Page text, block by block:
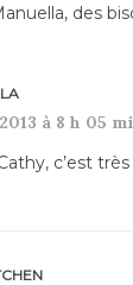
des
à 8 h 05
c’est